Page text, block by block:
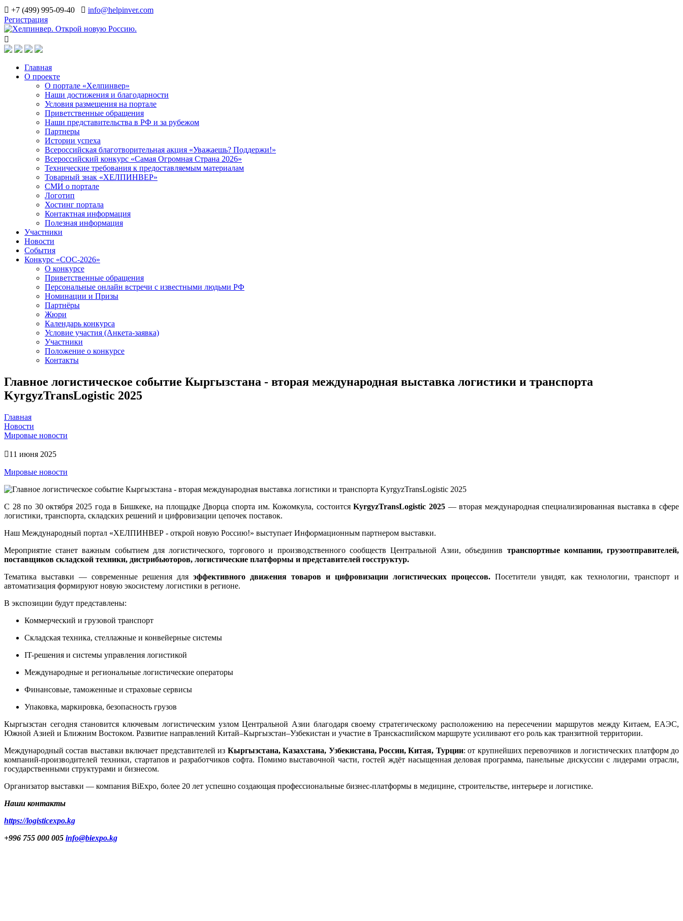
+7 (499) 995-09-40
info@helpinver.com
Регистрация
Главная
О проекте
О портале «Хелпинвер»
Наши достижения и благодарности
Условия размещения на портале
Приветственные обращения
Наши представительства в РФ и за рубежом
Партнеры
Истории успеха
Всероссийская благотворительная акция «Уважаешь? Поддержи!»
Всероссийский конкурс «Самая Огромная Страна 2026»
Технические требования к предоставляемым материалам
Товарный знак «ХЕЛПИНВЕР»
СМИ о портале
Логотип
Хостинг портала
Контактная информация
Полезная информация
Участники
Новости
События
Конкурс «СОС-2026»
О конкурсе
Приветственные обращения
Персональные онлайн встречи с известными людьми РФ
Номинации и Призы
Партнёры
Жюри
Календарь конкурса
Условие участия (Анкета-заявка)
Участники
Положение о конкурсе
Контакты
Главное логистическое событие Кыргызстана - вторая международная выставка логистики и транспорта
KyrgyzTransLogistic 2025
Главная
Новости
Мировые новости
11 июня 2025
Мировые новости
С 28 по 30 октября 2025 года в Бишкеке, на площадке Дворца спорта им. Кожомкула, состоитсяKyrgyzTransLogistic 2025— вторая международная специализированная выставка в сфере
логистики, транспорта, складских решений и цифровизации цепочек поставок.
Наш Международный портал «ХЕЛПИНВЕР - открой новую Россию!» выступает Информационным партнером выставки.
Мероприятие станет важным событием для логистического, торгового и производственного сообществ Центральной Азии, объединив транспортные компании, грузоотправителей,
поставщиков складской техники, дистрибьюторов, логистические платформы и представителей госструктур.
Тематика выставки — современные решения для эффективного движения товаров и цифровизации логистических процессов. Посетители увидят, как технологии, транспорт и
автоматизация формируют новую экосистему логистики в регионе.
В экспозиции будут представлены:
Коммерческий и грузовой транспорт
Складская техника, стеллажные и конвейерные системы
IT-решения и системы управления логистикой
Международные и региональные логистические операторы
Финансовые, таможенные и страховые сервисы
Упаковка, маркировка, безопасность грузов
Кыргызстан сегодня становится ключевым логистическим узлом Центральной Азии благодаря своему стратегическому расположению на пересечении маршрутов между Китаем, ЕАЭС,
Южной Азией и Ближним Востоком. Развитие направлений Китай–Кыргызстан–Узбекистан и участие в Транскаспийском маршруте усиливают его роль как транзитной территории.
Международный состав выставки включает представителей из Кыргызстана, Казахстана, Узбекистана, России, Китая, Турции: от крупнейших перевозчиков и логистических платформ до
компаний-производителей техники, стартапов и разработчиков софта. Помимо выставочной части, гостей ждёт насыщенная деловая программа, панельные дискуссии с лидерами отрасли,
государственными структурами и бизнесом.
Организатор выставки — компания BiExpo, более 20 лет успешно создающая профессиональные бизнес-платформы в медицине, строительстве, интерьере и логистике.
Наши контакты
https://logisticexpo.kg
+996 755 000 005 info@biexpo.kg